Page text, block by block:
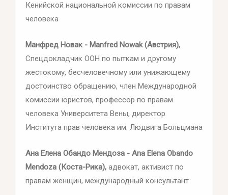
Кенийской национальной комиссии по правам
человека
Манфред Новак - Manfred Nowak (Австрия),
Спецдокладчик ООН по пыткам и другому
жестокому, бесчеловечному или унижающему
достоинство обращению, член Международной
комиссии юристов, профессор по правам
человека Университета Вены, директор
Института прав человека им. Людвига Больцмана
Ана Елена Обандо Мендоза - Ana Elena Obando
Mendoza (Коста-Рика),адвокат, активист по
правам женщин, международный консультант